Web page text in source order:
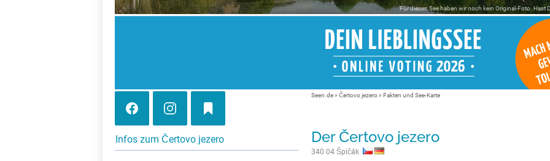
Für diesen See haben wir noch kein Original-Foto.
Infos zum Čertovo jezero
Seen.de» Čertovo jezero» Fakten und See-Karte
Der Čertovo jezero
340 04 Špičák